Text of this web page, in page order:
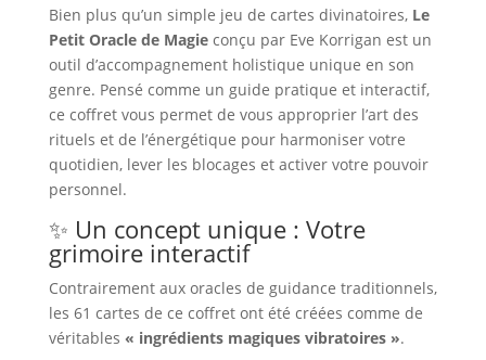
Bien plus qu’un simple jeu de cartes divinatoires, Le
Petit Oracle de Magieconçu par Eve Korrigan est un
outil d’accompagnement holistique unique en son
genre. Pensé comme un guide pratique et interactif,
ce coffret vous permet de vous approprier l’art des
rituels et de l’énergétique pour harmoniser votre
quotidien, lever les blocages et activer votre pouvoir
personnel.
✨ Un concept unique : Votre
grimoire interactif
Contrairement aux oracles de guidance traditionnels,
les 61 cartes de ce coffret ont été créées comme de
véritables « ingrédients magiques vibratoires ».